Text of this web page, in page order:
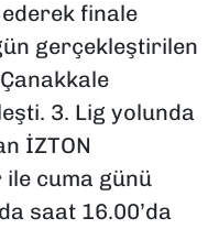
finale
gerçekleştirilen
3. Lig yolunda
İZTON
ile cuma günü
saat 16.00’da